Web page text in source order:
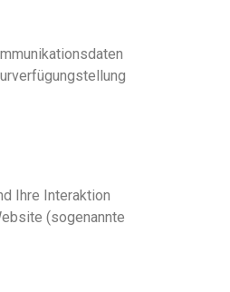
Ihre Interaktion
(sogenannte